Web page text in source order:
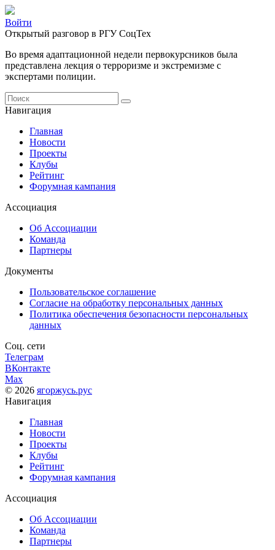
Войти
Открытый разговор в РГУ СоцТех
Во время адаптационной недели первокурсников была
представлена лекция о терроризме и экстремизме с
экспертами полиции.
Навигация
Главная
Новости
Проекты
Клубы
Рейтинг
Форумная кампания
Ассоциация
Об Ассоциации
Команда
Партнеры
Документы
Пользовательское соглашение
Согласие на обработку персональных данных
Политика обеспечения безопасности персональных
данных
Соц. сети
Телеграм
ВКонтакте
Max
© 2026 ягоржусь.рус
Навигация
Главная
Новости
Проекты
Клубы
Рейтинг
Форумная кампания
Ассоциация
Об Ассоциации
Команда
Партнеры